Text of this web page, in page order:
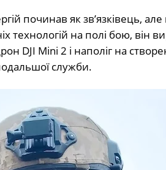
починав як зв’язківець, але
технологій на полі бою, він
DJI Mini 2 і наполіг на
служби.